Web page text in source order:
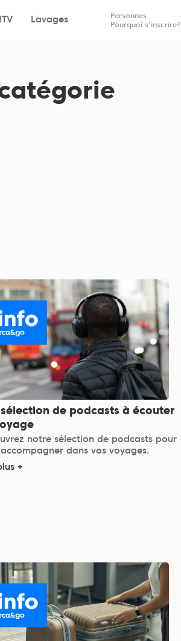
ITV Lavages
Personnes
Pourquoi s'inscrire?
sélection de podcasts à écouter
notre sélection de podcasts pour
dans vos voyages.
+